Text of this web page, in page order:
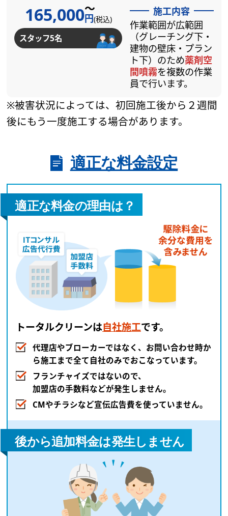
165,000～
円(税込)
スタッフ5名
施工内容
作業範囲が広範囲
（グレーチング下・
建物の壁床・プラン
ト下）のため薬剤空
間噴霧を複数の作業
員で行います。
※被害状況によっては、初回施工後から２週間
後にもう一度施工する場合があります。
適正な料金設定
適正な料金の理由は？
トータルクリーンは自社施工です。
代理店やブローカーではなく、お問い合わせ時か
ら施工まで全て自社のみでおこなっています。
フランチャイズではないので、
加盟店の手数料などが発生しません。
CMやチラシなど宣伝広告費を使っていません。
後から追加料金は発生しません